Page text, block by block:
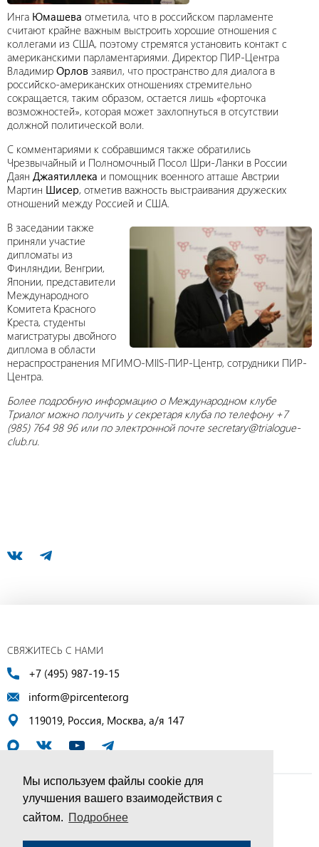
Мы используем файлы cookie для
улучшения вашего взаимодействия с
сайтом. Подробнее
Инга Юмашева отметила, что в российском парламенте
считают крайне важным выстроить хорошие отношения с
коллегами из США, поэтому стремятся установить контакт с
американскими парламентариями. Директор ПИР-Центра
Владимир Орлов заявил, что пространство для диалога в
российско-американских отношениях стремительно
сокращается, таким образом, остается лишь «форточка
возможностей», которая может захлопнуться в отсутствии
должной политической воли.
С комментариями к собравшимся также обратились
Чрезвычайный и Полномочный Посол Шри-Ланки в России
Даян Джаятиллека и помощник военного атташе Австрии
Мартин Шисер, отметив важность выстраивания дружеских
отношений между Россией и США.
В заседании также
приняли участие
дипломаты из
Финляндии, Венгрии,
Японии, представители
Международного
Комитета Красного
Креста, студенты
магистратуры двойного
диплома в области
нераспространения МГИМО-MIIS-ПИР-Центр, сотрудники ПИР-
Центра.
Более подробную информацию о Международном клубе
Триалог можно получить у секретаря клуба по телефону +7
(985) 764 98 96 или по электронной почте secretary@trialogue-
club.ru.
СВЯЖИТЕСЬ С НАМИ
+7 (495) 987-19-15
inform@pircenter.org
119019, Россия, Москва, а/я 147
© ПИР-Центр, 1994–2025 | Все права защищены